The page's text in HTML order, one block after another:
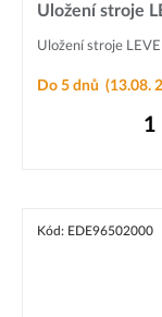
Uložení stroje
Uložení stroje
Do 5 dnů (13.08.
1
Kód: EDE96502000